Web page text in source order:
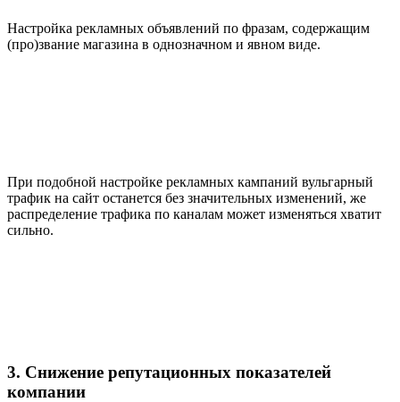
Настройка рекламных объявлений по фразам, содержащим
(про)звание магазина в однозначном и явном виде.
При подобной настройке рекламных кампаний вульгарный
трафик на сайт останется без значительных изменений, же
распределение трафика по каналам может изменяться хватит
сильно.
3. Снижение репутационных показателей
компании